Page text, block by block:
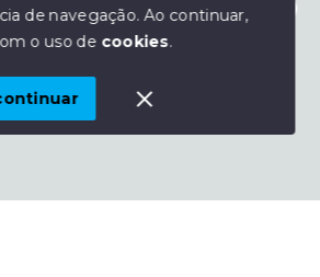
disponíveis para te ajudar.
Imobiliária Nassif - Todos os
de navegação.Ao continuar,
o uso de cookies.